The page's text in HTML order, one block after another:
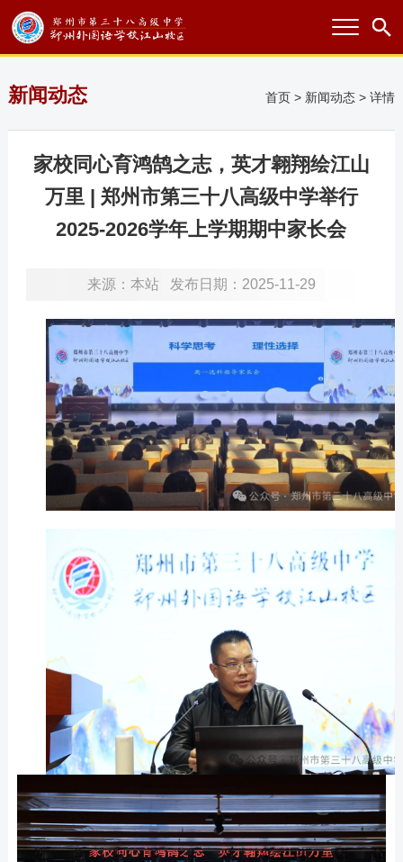
新闻动态 首页 > 新闻动态 > 详情
家校同心育鸿鹄之志，英才翱翔绘江山
万里 | 郑州市第三十八高级中学举行
2025-2026学年上学期期中家长会
来源： 本站 发布日期：2025-11-29